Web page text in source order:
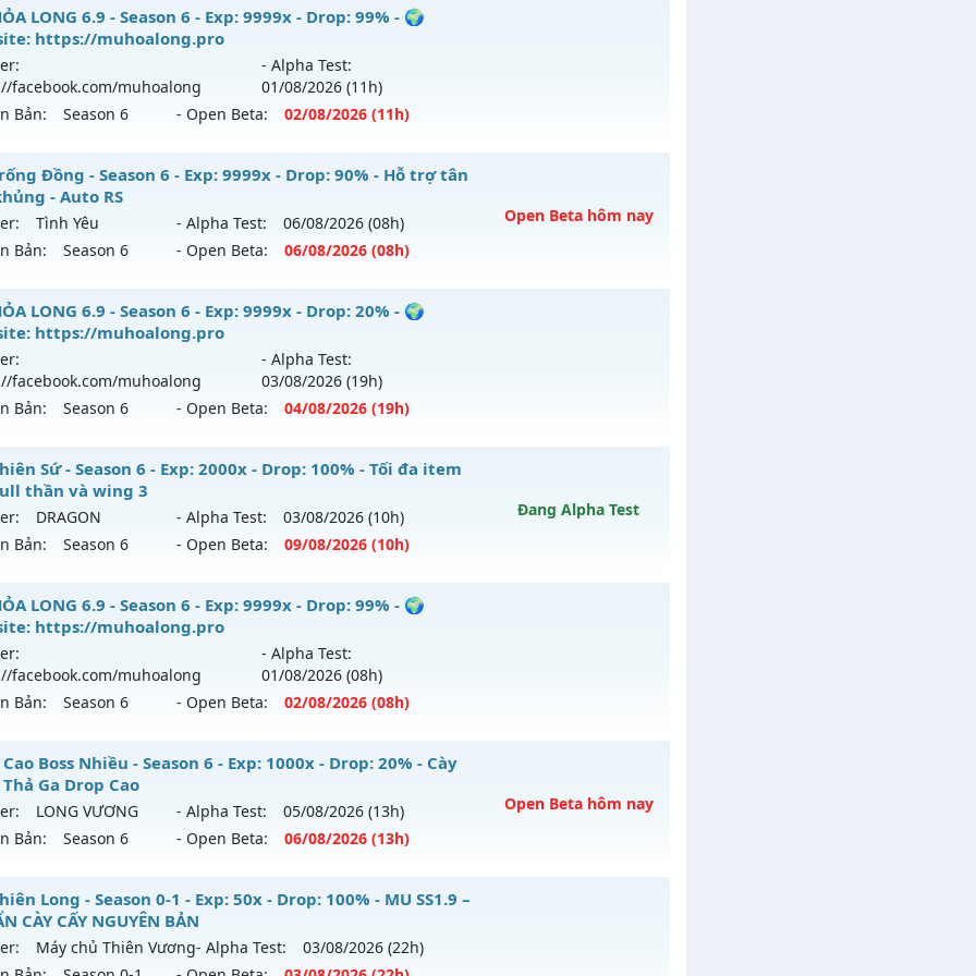
LONG 6.9 - Season 6 - Exp: 9999x - Drop: 99% - 🌍
https://muhoalong.pro
facebook.com/muhoalong
- Alpha Test:
01/08/2026 (11h)
Bản:
Season 6 - Open Beta: 02/08/2026 (11h)
LONG 6.9 - 🌍 Website: https://muhoalong.pro
ra tháng 08 2026 - Mở máy chủ https://facebook.com/muhoalong vào 11h
02/08/2626
Non Reset
Mu Nguyên bản Webzen
XShield
Đồng - Season 6 - Exp: 9999x - Drop: 90% - Hỗ trợ tân
- Auto RS
Tình Yêu - Alpha Test: 06/08/2026 (08h)
Bản:
Season 6 - Open Beta: 06/08/2026 (08h)
Open Beta hôm nay
Trống Đồng - Hỗ trợ tân thủ khủng - Auto RS
mới ra tháng 08 2026 - Mở máy chủ
Tình Yêu
9999x - Drop: 90%
loại: Mu Nguyên bản Webzen
ICMPROTECT ✅ 🔴 ✨ ⚡️
LONG 6.9 - Season 6 - Exp: 9999x - Drop: 20% - 🌍
https://muhoalong.pro
facebook.com/muhoalong
- Alpha Test:
03/08/2026 (19h)
Bản:
Season 6 - Open Beta: 04/08/2026 (19h)
LONG 6.9 - 🌍 Website: https://muhoalong.pro
ra tháng 08 2026 - Mở máy chủ https://facebook.com/muhoalongvào 19h
04/08/2626
Non Reset
Mu Nguyên bản Webzen
XShield
Sứ - Season 6 - Exp: 2000x - Drop: 100% - Tối đa item
thần và wing 3
DRAGON - Alpha Test: 03/08/2026 (10h)
Bản:
Season 6 - Open Beta: 09/08/2026 (10h)
Đang Alpha Test
Thiên Sứ - Tối đa item 380 full thần và wing 3
mới ra tháng 08 2026 - Mở máy chủ
DRAGON
2000x - Drop: 100%
loại: Mu Nguyên bản Webzen
sharkguard
LONG 6.9 - Season 6 - Exp: 9999x - Drop: 99% - 🌍
https://muhoalong.pro
facebook.com/muhoalong
- Alpha Test:
01/08/2026 (08h)
Bản:
Season 6 - Open Beta: 02/08/2026 (08h)
LONG 6.9 - 🌍 Website: https://muhoalong.pro
ra tháng 08 2026 - Mở máy chủ https://facebook.com/muhoalong vào 08h
02/08/2626
Non Reset
Mu Nguyên bản Webzen
Boss Nhiều - Season 6 - Exp: 1000x - Drop: 20% - Cày
Thả Ga Drop Cao
LONG VƯƠNG - Alpha Test: 05/08/2026 (13h)
Bản:
Season 6 - Open Beta: 06/08/2026 (13h)
Open Beta hôm nay
Cao Boss Nhiều - Cày Cuốc Thả Ga Drop Cao
mới ra tháng 08 2026 - Mở máy chủLONG VƯƠNG
Long - Season 0-1 - Exp: 50x - Drop: 100% - MU SS1.9 –
CÀY CẤY NGUYÊN BẢN
Máy chủ Thiên Vương- Alpha Test: 03/08/2026 (22h)